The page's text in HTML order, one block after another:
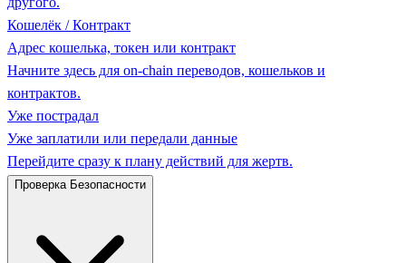
Кошелёк / Контракт
Адрес кошелька, токен или контракт
Начните здесь для on-chain переводов, кошельков и
контрактов.
Уже пострадал
Уже заплатили или передали данные
Перейдите сразу к плану действий для жертв.
Проверка Безопасности